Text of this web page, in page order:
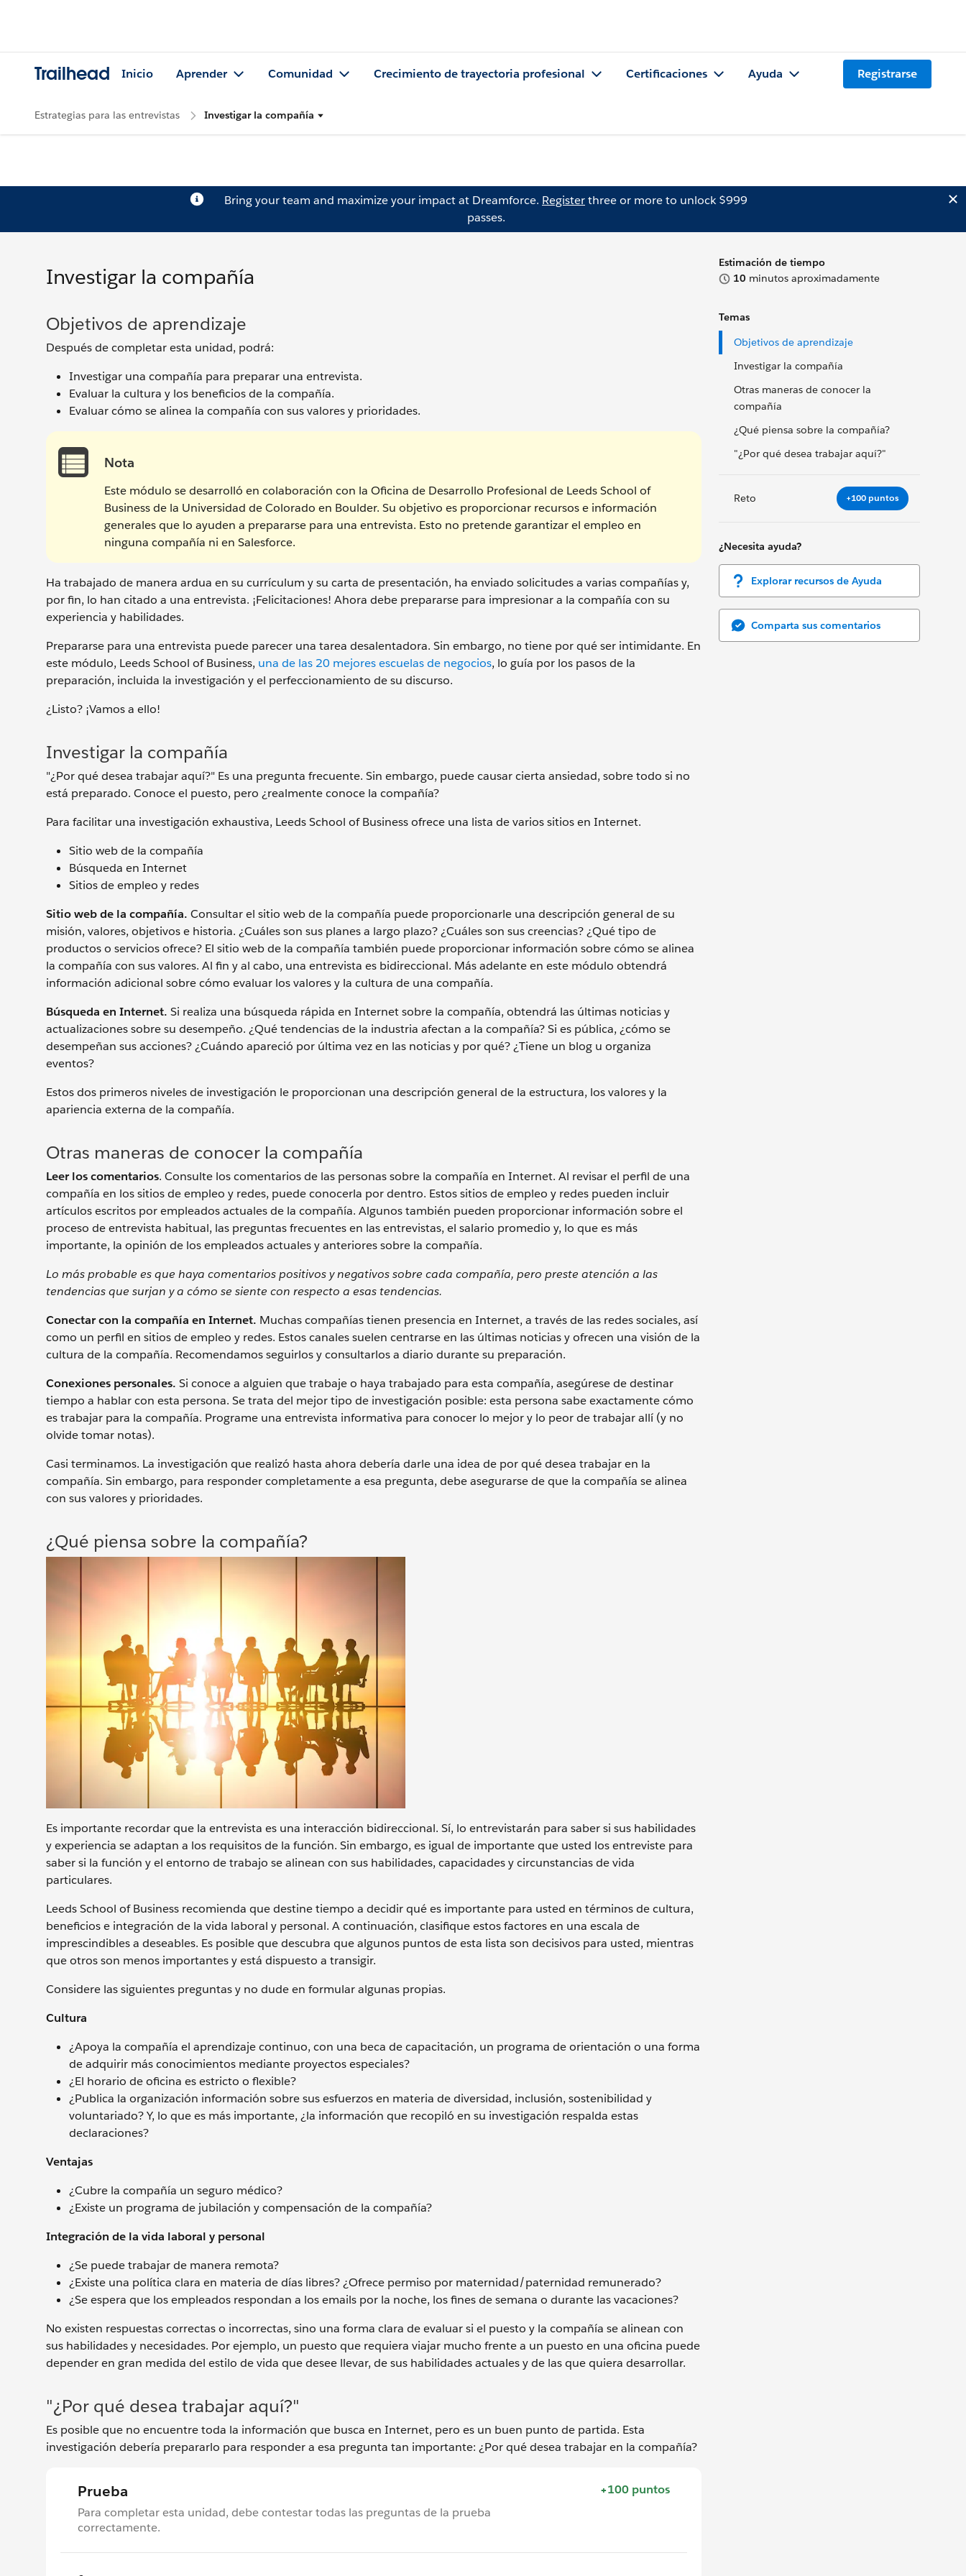
Trailhead Inicio Aprender Comunidad Crecimiento de trayectoria profesional Certificaciones Ayuda Registrarse
Estrategias para las entrevistas Investigar la compañía
Bring your team and maximize your impact at Dreamforce. Registerthree or more to unlock $999
passes.
Estimación de tiempo
10 minutos aproximadamente
Temas
Objetivos de aprendizaje
Investigar la compañía
Otras maneras de conocer la
compañía
¿Qué piensa sobre la compañía?
"¿Por qué desea trabajar aquí?"
Reto +100 puntos
¿Necesita ayuda?
Explorar recursos de Ayuda
Comparta sus comentarios
Investigar la compañía
Objetivos de aprendizaje
Después de completar esta unidad, podrá:
Investigar una compañía para preparar una entrevista.
Evaluar la cultura y los beneficios de la compañía.
Evaluar cómo se alinea la compañía con sus valores y prioridades.
Nota
Este módulo se desarrolló en colaboración con la Oficina de Desarrollo Profesional de Leeds School of
Business de la Universidad de Colorado en Boulder. Su objetivo es proporcionar recursos e información
generales que lo ayuden a prepararse para una entrevista. Esto no pretende garantizar el empleo en
ninguna compañía ni en Salesforce.
Ha trabajado de manera ardua en su currículum y su carta de presentación, ha enviado solicitudes a varias compañías y,
por fin, lo han citado a una entrevista. ¡Felicitaciones! Ahora debe prepararse para impresionar a la compañía con su
experiencia y habilidades.
Prepararse para una entrevista puede parecer una tarea desalentadora. Sin embargo, no tiene por qué ser intimidante. En
este módulo, Leeds School of Business, una de las 20 mejores escuelas de negocios, lo guía por los pasos de la
preparación, incluida la investigación y el perfeccionamiento de su discurso.
¿Listo? ¡Vamos a ello!
Investigar la compañía
"¿Por qué desea trabajar aquí?" Es una pregunta frecuente. Sin embargo, puede causar cierta ansiedad, sobre todo si no
está preparado. Conoce el puesto, pero ¿realmente conoce la compañía?
Para facilitar una investigación exhaustiva, Leeds School of Business ofrece una lista de varios sitios en Internet.
Sitio web de la compañía
Búsqueda en Internet
Sitios de empleo y redes
Sitio web de la compañía. Consultar el sitio web de la compañía puede proporcionarle una descripción general de su
misión, valores, objetivos e historia. ¿Cuáles son sus planes a largo plazo? ¿Cuáles son sus creencias? ¿Qué tipo de
productos o servicios ofrece? El sitio web de la compañía también puede proporcionar información sobre cómo se alinea
la compañía con sus valores. Al fin y al cabo, una entrevista es bidireccional. Más adelante en este módulo obtendrá
información adicional sobre cómo evaluar los valores y la cultura de una compañía.
Búsqueda en Internet. Si realiza una búsqueda rápida en Internet sobre la compañía, obtendrá las últimas noticias y
actualizaciones sobre su desempeño. ¿Qué tendencias de la industria afectan a la compañía? Si es pública, ¿cómo se
desempeñan sus acciones? ¿Cuándo apareció por última vez en las noticias y por qué? ¿Tiene un blog u organiza
eventos?
Estos dos primeros niveles de investigación le proporcionan una descripción general de la estructura, los valores y la
apariencia externa de la compañía.
Otras maneras de conocer la compañía
Leer los comentarios. Consulte los comentarios de las personas sobre la compañía en Internet. Al revisar el perfil de una
compañía en los sitios de empleo y redes, puede conocerla por dentro. Estos sitios de empleo y redes pueden incluir
artículos escritos por empleados actuales de la compañía. Algunos también pueden proporcionar información sobre el
proceso de entrevista habitual, las preguntas frecuentes en las entrevistas, el salario promedio y, lo que es más
importante, la opinión de los empleados actuales y anteriores sobre la compañía.
Lo más probable es que haya comentarios positivos y negativos sobre cada compañía, pero preste atención a las
tendencias que surjan y a cómo se siente con respecto a esas tendencias.
Conectar con la compañía en Internet. Muchas compañías tienen presencia en Internet, a través de las redes sociales, así
como un perfil en sitios de empleo y redes. Estos canales suelen centrarse en las últimas noticias y ofrecen una visión de la
cultura de la compañía. Recomendamos seguirlos y consultarlos a diario durante su preparación.
Conexiones personales. Si conoce a alguien que trabaje o haya trabajado para esta compañía, asegúrese de destinar
tiempo a hablar con esta persona. Se trata del mejor tipo de investigación posible: esta persona sabe exactamente cómo
es trabajar para la compañía. Programe una entrevista informativa para conocer lo mejor y lo peor de trabajar allí (y no
olvide tomar notas).
Casi terminamos. La investigación que realizó hasta ahora debería darle una idea de por qué desea trabajar en la
compañía. Sin embargo, para responder completamente a esa pregunta, debe asegurarse de que la compañía se alinea
con sus valores y prioridades.
¿Qué piensa sobre la compañía?
Es importante recordar que la entrevista es una interacción bidireccional. Sí, lo entrevistarán para saber si sus habilidades
y experiencia se adaptan a los requisitos de la función. Sin embargo, es igual de importante que usted los entreviste para
saber si la función y el entorno de trabajo se alinean con sus habilidades, capacidades y circunstancias de vida
particulares.
Leeds School of Business recomienda que destine tiempo a decidir qué es importante para usted en términos de cultura,
beneficios e integración de la vida laboral y personal. A continuación, clasifique estos factores en una escala de
imprescindibles a deseables. Es posible que descubra que algunos puntos de esta lista son decisivos para usted, mientras
que otros son menos importantes y está dispuesto a transigir.
Considere las siguientes preguntas y no dude en formular algunas propias.
Cultura
¿Apoya la compañía el aprendizaje continuo, con una beca de capacitación, un programa de orientación o una forma
de adquirir más conocimientos mediante proyectos especiales?
¿El horario de oficina es estricto o flexible?
¿Publica la organización información sobre sus esfuerzos en materia de diversidad, inclusión, sostenibilidad y
voluntariado? Y, lo que es más importante, ¿la información que recopiló en su investigación respalda estas
declaraciones?
Ventajas
¿Cubre la compañía un seguro médico?
¿Existe un programa de jubilación y compensación de la compañía?
Integración de la vida laboral y personal
¿Se puede trabajar de manera remota?
¿Existe una política clara en materia de días libres? ¿Ofrece permiso por maternidad/paternidad remunerado?
¿Se espera que los empleados respondan a los emails por la noche, los fines de semana o durante las vacaciones?
No existen respuestas correctas o incorrectas, sino una forma clara de evaluar si el puesto y la compañía se alinean con
sus habilidades y necesidades. Por ejemplo, un puesto que requiera viajar mucho frente a un puesto en una oficina puede
depender en gran medida del estilo de vida que desee llevar, de sus habilidades actuales y de las que quiera desarrollar.
"¿Por qué desea trabajar aquí?"
Es posible que no encuentre toda la información que busca en Internet, pero es un buen punto de partida. Esta
investigación debería prepararlo para responder a esa pregunta tan importante: ¿Por qué desea trabajar en la compañía?